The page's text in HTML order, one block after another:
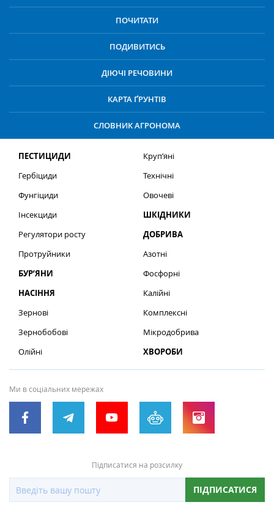
ПОЧИТАТИ
ПОДИВИТИСЬ
ДІЮЧІ РЕЧОВИНИ
КАРТА ҐРУНТІВ
СЛОВНИК АГРОНОМА
ПЕСТИЦИДИ
Гербіциди
Фунгіциди
Інсекциди
Регулятори росту
Протруйники
БУР’ЯНИ
НАСІННЯ
Зернові
Зернобобові
Олійні
Круп’яні
Технічні
Овочеві
ШКІДНИКИ
ДОБРИВА
Азотні
Фосфорні
Калійні
Комплексні
Мікродобрива
ХВОРОБИ
Ми в соціальних мережах
Підписатися на розсилку
ПІДПИСАТИСЯ